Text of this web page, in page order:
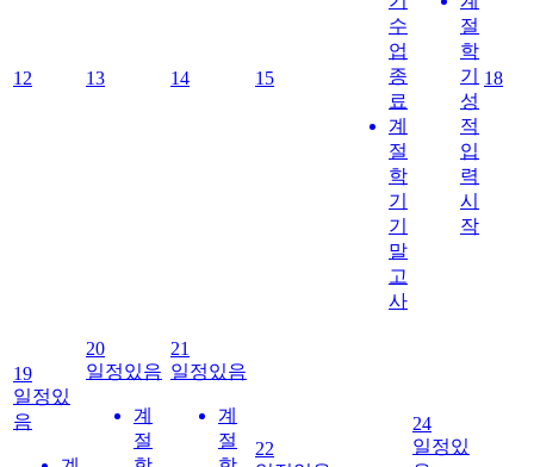
12 13 14 15
수
업
종
료
계
절
학
기
기
말
고
사
절
학
기
성
적
입
력
시
작
18
19
일정있
음
20
일정있음
계
절
21
일정있음
계
절
22
24
일정있